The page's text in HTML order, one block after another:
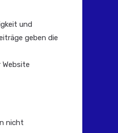
und
geben die
nicht